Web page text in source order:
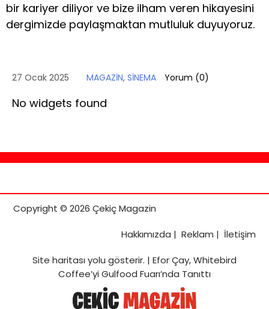
bir kariyer diliyor ve bize ilham veren hikayesini
dergimizde paylaşmaktan mutluluk duyuyoruz.
27 Ocak 2025 MAGAZİN, SİNEMA Yorum (0)
No widgets found
Copyright © 2026 Çekiç Magazin
Hakkımızda | Reklam | İletişim
Site haritasıyolu gösterir. | Efor Çay, Whitebird
Coffee’yi Gulfood Fuarı’nda Tanıttı